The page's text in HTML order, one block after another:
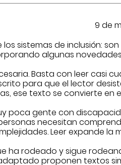
9 de
sistemas de inclusión: son
algunas
Basta con leer casi
para que el lector
ese texto se convierte en
poca gente con
necesitan
Leer expande la
ha rodeado y sigue
proponen textos